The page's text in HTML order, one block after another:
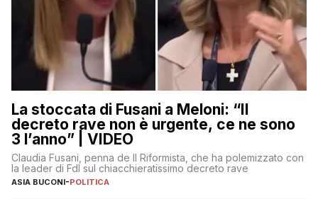
La stoccata di Fusani a Meloni: “Il
decreto rave non è urgente, ce ne sono
3 l’anno” | VIDEO
Claudia Fusani, penna de Il Riformista, che ha polemizzato con
la leader di FdI sul chiacchieratissimo decreto rave
ASIA BUCONI-POLITICA